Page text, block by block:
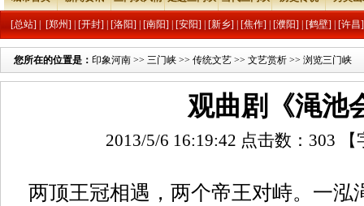
[总站] [郑州] [开封] [洛阳] [南阳] [安阳] [新乡] [焦作] [濮阳] [鹤壁] [许昌]
您所在的位置是： 印象河南 >> 三门峡 >> 传统文艺 >> 文艺赏析 >> 浏览三门峡
观曲剧《渑池
2013/5/6 16:19:42 点击数： 303
两顶王冠相遇，两个帝王对峙。一泓